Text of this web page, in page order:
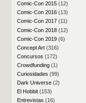
Comic-Con 2015(12)
Comic-Con 2016(13)
Comic-Con 2017(11)
Comic-Con 2018(12)
Comic-Con 2019(6)
Concept Art(316)
Concursos (172)
Crowdfunding(1)
Curiosidades (99)
Dark Universe(2)
El Hobbit(153)
Entrevistas (16)